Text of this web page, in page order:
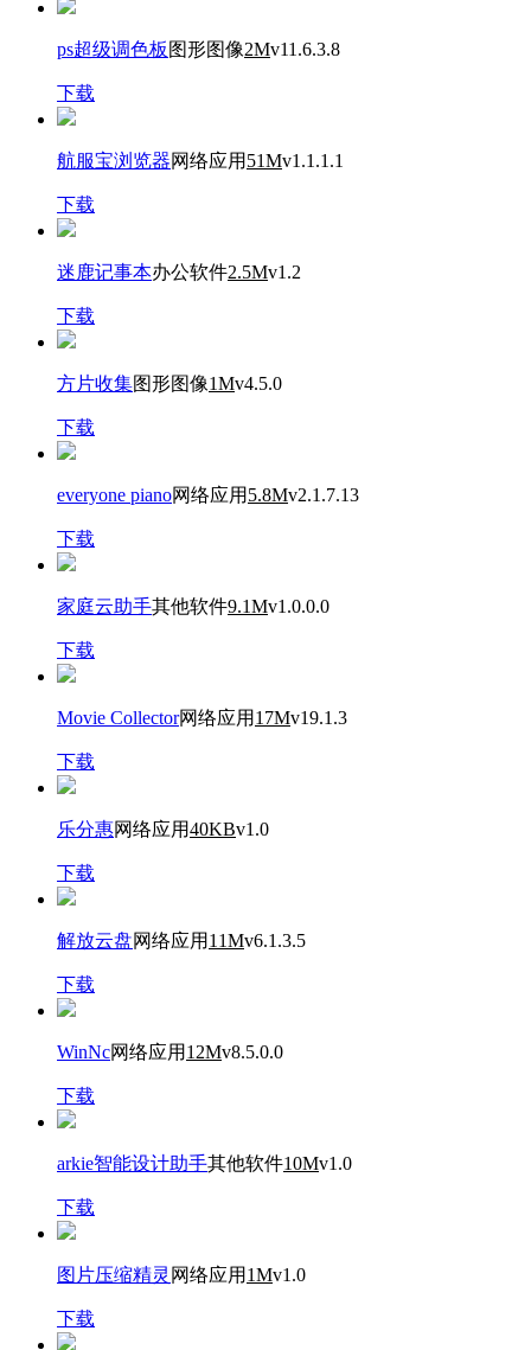
ps超级调色板 图形图像2Mv11.6.3.8
下载
航服宝浏览器网络应用 51Mv1.1.1.1
下载
迷鹿记事本办公软件2.5Mv1.2
下载
方片收集图形图像1Mv4.5.0
下载
everyone piano网络应用 5.8Mv2.1.7.13
下载
家庭云助手其他软件9.1Mv1.0.0.0
下载
Movie Collector网络应用 17Mv19.1.3
下载
乐分惠网络应用40KBv1.0
下载
解放云盘网络应用 11Mv6.1.3.5
下载
WinNc网络应用 12Mv8.5.0.0
下载
arkie智能设计助手其他软件10Mv1.0
下载
图片压缩精灵 网络应用 1Mv1.0
下载